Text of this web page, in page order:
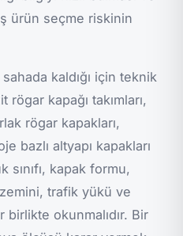
ürün seçme riskinin
kaldığı için teknik
kapağı takımları,
rögar kapakları,
bazlı altyapı kapakları
kapak formu,
trafik yükü ve
birlikte okunmalıdır. Bir